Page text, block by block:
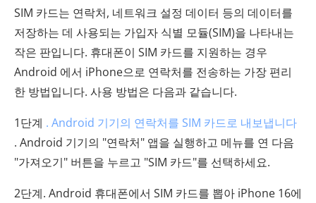
SIM 카드는 연락처, 네트워크 설정 데이터 등의 데이터를
저장하는 데 사용되는 가입자 식별 모듈(SIM)을 나타내는
작은 판입니다. 휴대폰이 SIM 카드를 지원하는 경우
Android 에서 iPhone으로 연락처를 전송하는 가장 편리
한 방법입니다. 사용 방법은 다음과 같습니다.
1단계 . Android 기기의 연락처를 SIM 카드로 내보냅니다
. Android 기기의 "연락처" 앱을 실행하고 메뉴를 연 다음
"가져오기" 버튼을 누르고 "SIM 카드"를 선택하세요.
2단계. Android 휴대폰에서 SIM 카드를 뽑아 iPhone 16에